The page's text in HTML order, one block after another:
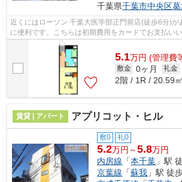
千葉県千葉市中央区
近くにはローソン 千葉大医学部正門前店(徒歩6分)が
に便利です。こちらは初期費用をカードでお支払い
駅以上利用可なので、お出かけの幅も...
5.1万円 (管理費
敷金 0ヶ月 礼金
2階 / 1R / 20.59㎡
賃貸 | アパート アプリコット・ヒル
敷0 礼0
5.2万円～5.8万円
内房線 「本千葉 」駅
京葉線 「蘇我 」駅 徒